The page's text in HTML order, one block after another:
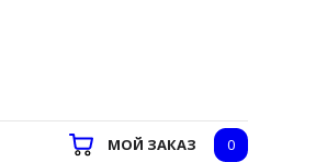
МОЙ ЗАКАЗ 0